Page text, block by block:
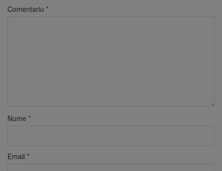
Comentariu *
Nume *
Email *